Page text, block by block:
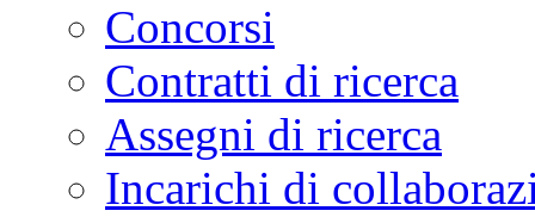
Concorsi
Contratti di ricerca
Assegni di ricerca
Incarichi di